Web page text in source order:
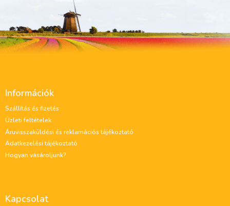
Információk
Szállítás és fizetés
Üzleti feltételek
Áruvisszaküldési és reklamációs tájékoztató
Adatkezelési tájékoztató
Hogyan vásároljunk?
Kapcsolat